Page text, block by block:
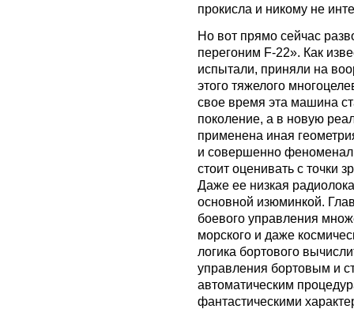
прокисла и никому не
Но вот прямо сейчас
перегоним F-22». Как
испытали, приняли на
этого тяжелого
свое время эта машина
поколение, а в новую
применена иная
и совершенно
стоит оценивать с точки
Даже ее низкая
основной изюминкой.
боевого управления
морского и даже
логика бортового
управления бортовым и
автоматическим
фантастическими